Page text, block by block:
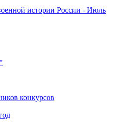
истории России - Июль
конкурсов